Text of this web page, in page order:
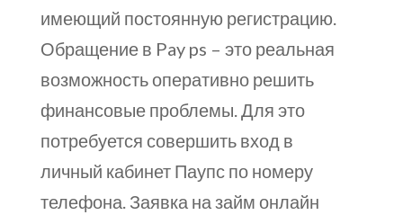
имеющий постоянную регистрацию.
Обращение в Pay ps – это реальная
возможность оперативно решить
финансовые проблемы. Для это
потребуется совершить вход в
личный кабинет Паупс по номеру
телефона. Заявка на займ онлайн